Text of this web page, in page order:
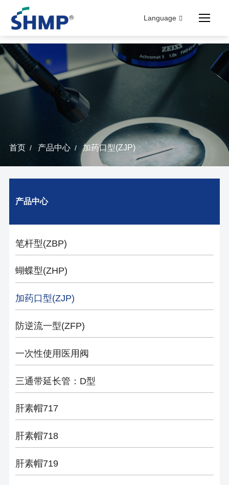
Language
首页 / 产品中心/加药口型(ZJP)
产品中心
笔杆型(ZBP)
蝴蝶型(ZHP)
加药口型(ZJP)
防逆流一型(ZFP)
一次性使用医用阀
三通带延长管：D型
肝素帽717
肝素帽718
肝素帽719